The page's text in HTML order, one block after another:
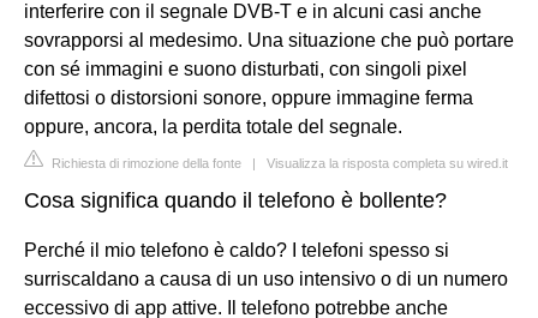
interferire con il segnale DVB-T e in alcuni casi anche
sovrapporsi al medesimo. Una situazione che può portare
con sé immagini e suono disturbati, con singoli pixel
difettosi o distorsioni sonore, oppure immagine ferma
oppure, ancora, la perdita totale del segnale.
Richiesta di rimozione della fonte | Visualizza la risposta completa su wired.it
Cosa significa quando il telefono è bollente?
Perché il mio telefono è caldo? I telefoni spesso si
surriscaldano a causa di un uso intensivo o di un numero
eccessivo di app attive. Il telefono potrebbe anche